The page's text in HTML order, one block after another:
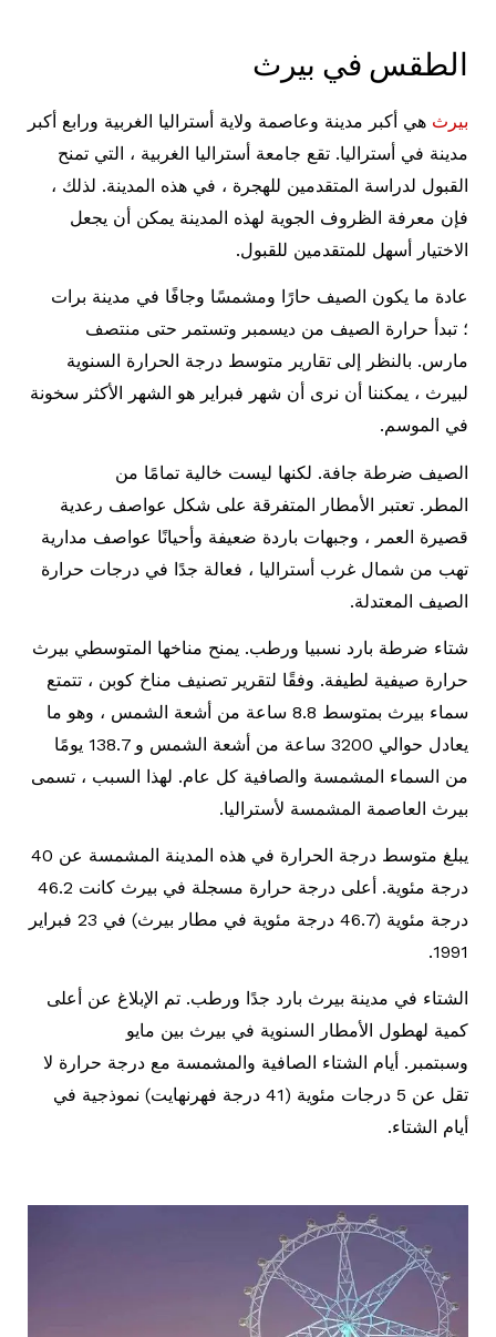
الطقس في بيرث
بيرث هي أكبر مدينة وعاصمة ولاية أستراليا الغربية ورابع أكبر
مدينة في أستراليا. تقع جامعة أستراليا الغربية ، التي تمنح
القبول لدراسة المتقدمين للهجرة ، في هذه المدينة. لذلك ،
فإن معرفة الظروف الجوية لهذه المدينة يمكن أن يجعل
الاختيار أسهل للمتقدمين للقبول.
عادة ما يكون الصيف حارًا ومشمسًا وجافًا في مدينة برات
؛ تبدأ حرارة الصيف من ديسمبر وتستمر حتى منتصف
مارس. بالنظر إلى تقارير متوسط ​​درجة الحرارة السنوية
لبيرث ، يمكننا أن نرى أن شهر فبراير هو الشهر الأكثر سخونة
في الموسم.
الصيف ضرطة جافة. لكنها ليست خالية تمامًا من
المطر. تعتبر الأمطار المتفرقة على شكل عواصف رعدية
قصيرة العمر ، وجبهات باردة ضعيفة وأحيانًا عواصف مدارية
تهب من شمال غرب أستراليا ، فعالة جدًا في درجات حرارة
الصيف المعتدلة.
شتاء ضرطة بارد نسبيا ورطب. يمنح مناخها المتوسطي بيرث
حرارة صيفية لطيفة. وفقًا لتقرير تصنيف مناخ كوبن ، تتمتع
سماء بيرث بمتوسط ​​8.8 ساعة من أشعة الشمس ، وهو ما
يعادل حوالي 3200 ساعة من أشعة الشمس و 138.7 يومًا
من السماء المشمسة والصافية كل عام. لهذا السبب ، تسمى
بيرث العاصمة المشمسة لأستراليا.
يبلغ متوسط ​​درجة الحرارة في هذه المدينة المشمسة عن 40
درجة مئوية. أعلى درجة حرارة مسجلة في بيرث كانت 46.2
درجة مئوية (46.7 درجة مئوية في مطار بيرث) في 23 فبراير
1991.
الشتاء في مدينة بيرث بارد جدًا ورطب. تم الإبلاغ عن أعلى
كمية لهطول الأمطار السنوية في بيرث بين مايو
وسبتمبر. أيام الشتاء الصافية والمشمسة مع درجة حرارة لا
تقل عن 5 درجات مئوية (41 درجة فهرنهايت) نموذجية في
أيام الشتاء.